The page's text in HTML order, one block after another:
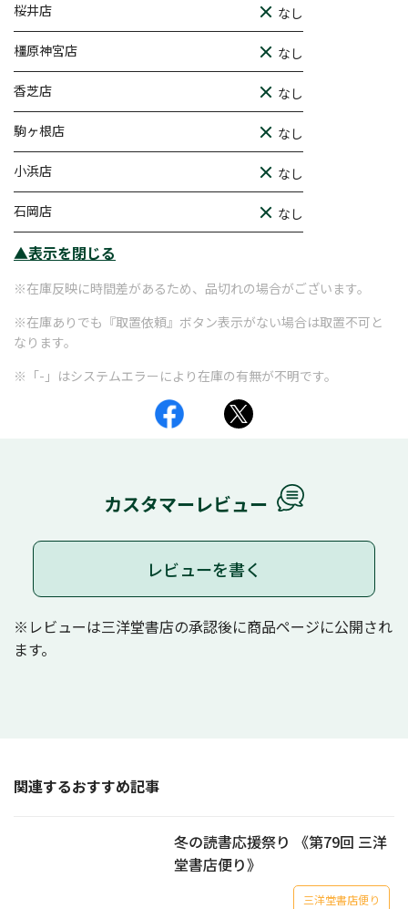
桜井店 なし
橿原神宮店 なし
香芝店 なし
駒ヶ根店 なし
小浜店 なし
石岡店 なし
▲表示を閉じる
※在庫反映に時間差があるため、品切れの場合がございます。
※在庫ありでも『取置依頼』ボタン表示がない場合は取置不可と
なります。
※「-」はシステムエラーにより在庫の有無が不明です。
カスタマーレビュー
レビューを書く
※レビューは三洋堂書店の承認後に商品ページに公開され
ます。
関連するおすすめ記事
冬の読書応援祭り 《第79回 三洋
堂書店便り》
三洋堂書店便り